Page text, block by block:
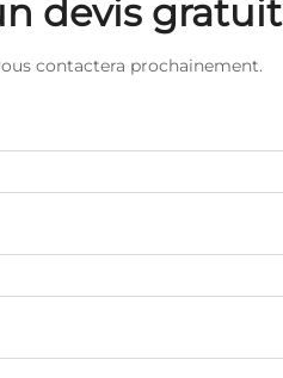
devis gratuit
contactera prochainement.